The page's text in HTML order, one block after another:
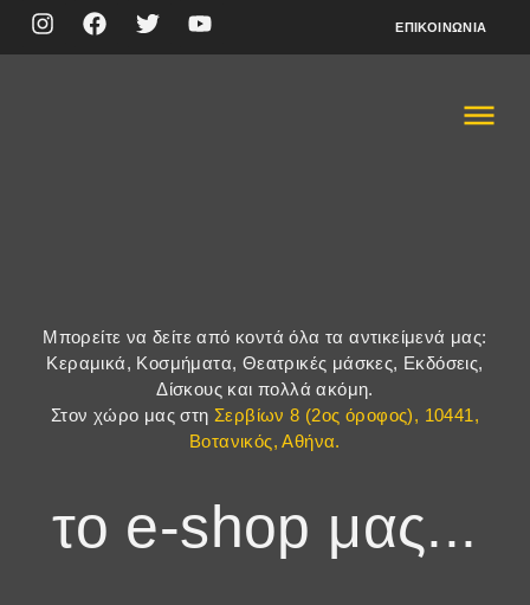
ΕΠΙΚΟΙΝΩΝΊΑ
Μπορείτε να δείτε από κοντά όλα τα αντικείμενά μας:
Κεραμικά, Κοσμήματα, Θεατρικές μάσκες, Εκδόσεις,
Δίσκους και πολλά ακόμη.
Στον χώρο μας στη Σερβίων 8 (2ος όροφος), 10441,
Βοτανικός, Αθήνα.
το e-shop μας...